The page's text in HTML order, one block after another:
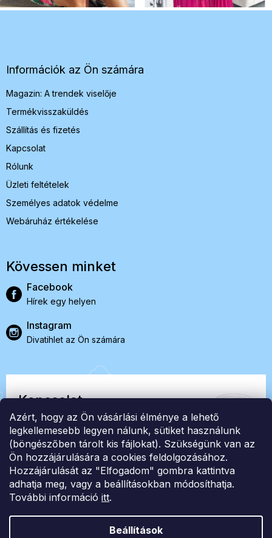
Azért, hogy az Ön vásárlási élménye a lehető
legkellemesebb legyen nálunk, sütiket használunk
(böngészőben tárolt kis fájlokat). Szükségünk van az
Ön hozzájárulására a cookies feldolgozásához.
Hozzájárulását az "Elfogadom" gombra kattintva
adhatja meg, vagy a beállításokban módosíthatja.
További információ itt.
Beállítások
Információk az Ön számára
Magazin: A trendek viselője
Termékvisszaküldés
Szállítás és fizetés
Kapcsolat
Rólunk
Üzleti feltételek
Személyes adatok védelme
Webáruház értékelése
Kövessen minket
Facebook
Hírek egy helyen
Instagram
Divatihlet az Ön számára
Kapcsolat
EasyStock s.r.o.
ID: 07727402, Adószám: CZ07727402
info@londonclub.hu